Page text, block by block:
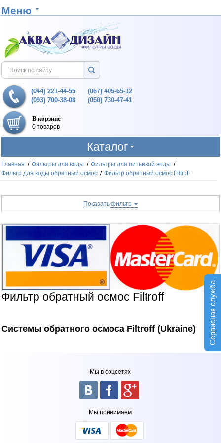
Сервисная служба
Меню
(044) 221-44-55
(093) 700-38-08
(067) 405-65-12
(050) 730-47-41
В корзине
0 товаров
Каталог
Главная / Фильтры для воды / Фильтры для питьевой воды /
Фильтр для воды обратный осмос / Фильтр обратный осмос Filtroff
Показать фильтр
Фильтр обратный осмос Filtroff
Системы обратного осмоса Filtroff (Ukraine)
Мы в соцсетях
Мы принимаем